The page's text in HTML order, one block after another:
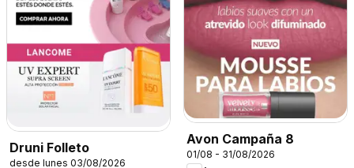
Druni Folleto
desde lunes 03/08/2026
Avon Campaña 8
01/08 - 31/08/2026